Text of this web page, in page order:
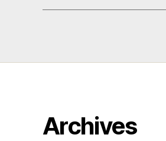
Archives